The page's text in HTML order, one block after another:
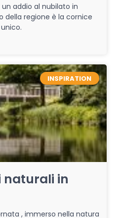
addio al nubilato in
della regione è la cornice
INSPIRATION
naturali in
, immerso nella natura